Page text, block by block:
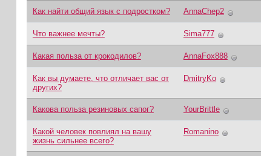
Как найти общий язык с подростком? AnnaChep2
Что важнее мечты? Sima777
Какая польза от крокодилов? AnnaFox888
Как вы думаете, что отличает вас от
других?
DmitryKo
Какова польза резиновых сапог? YourBrittle
Какой человек повлиял на вашу
жизнь сильнее всего?
Romanino